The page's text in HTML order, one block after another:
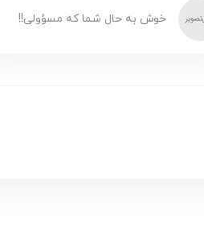
خوش به حال شما که مسؤولی!!